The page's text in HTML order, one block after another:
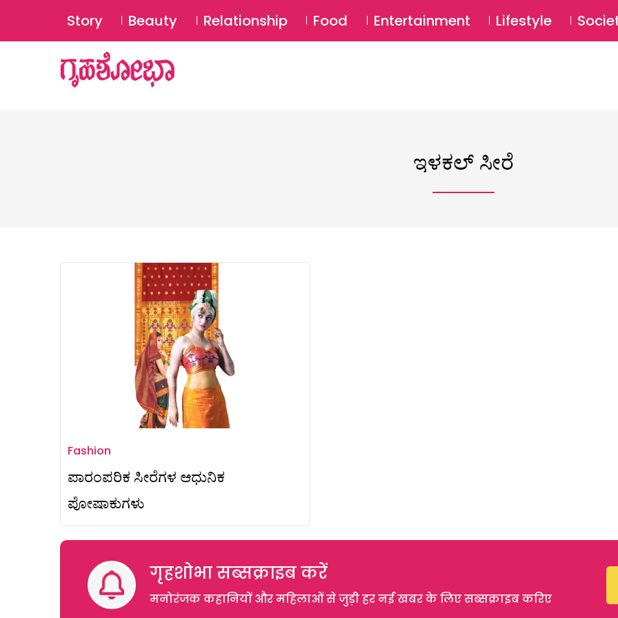
Story Beauty Relationship Food Entertainment Lifestyle
ಇಳಕಲ್ ಸೀರೆ
Fashion
ಪಾರಂಪರಿಕ ಸೀರೆಗಳ ಆಧುನಿಕ
ಪೋಷಾಕುಗಳು
गृहशोभा सब्सक्राइब करें
मनोरंजक कहानियों और महिलाओं से जुड़ी हर नई खबर के लिए सब्सक्राइब करिए